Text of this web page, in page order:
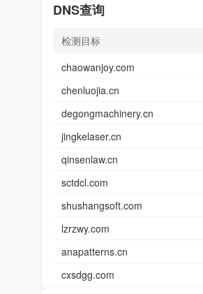
DNS查询
检测目标
chaowanjoy.com
chenluojia.cn
degongmachinery.cn
jingkelaser.cn
qinsenlaw.cn
sctdcl.com
shushangsoft.com
lzrzwy.com
anapatterns.cn
cxsdgg.com